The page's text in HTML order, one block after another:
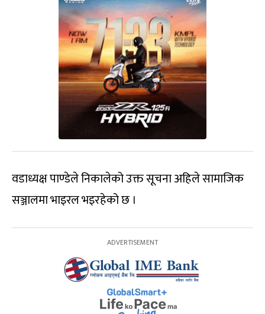
वडाध्यक्ष पाण्डेले निकालेको उक्त सूचना अहिले सामाजिक
सञ्जालमा भाइरल भइरहेको छ ।